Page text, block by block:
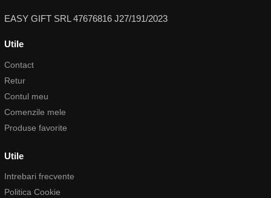
EASY GIFT SRL 47676816 J27/191/2023
Utile
Contact
Retur
Contul meu
Comenzile mele
Produse favorite
Utile
Intrebari frecvente
Politica Cookie